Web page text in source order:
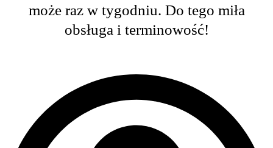
może raz w tygodniu. Do tego miła
obsługa i terminowość!